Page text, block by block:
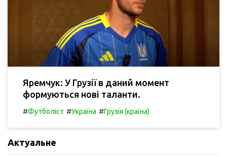
Яремчук: У Грузії в даний момент
формуються нові таланти.
#Футболіст #Україна #Грузія (країна)
Актуальне